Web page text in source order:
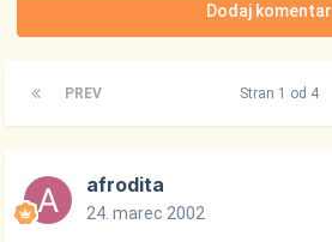
Dodaj komentar
PREV Stran 1 od 4
afrodita
24. marec 2002